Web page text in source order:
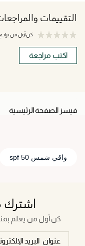
التقييمات
كن أول من يراجع
اكتب مراجعة
فيسز الصفحة الرئيسية
واقي شمس spf 50
اشترك
كن أول من يعلم